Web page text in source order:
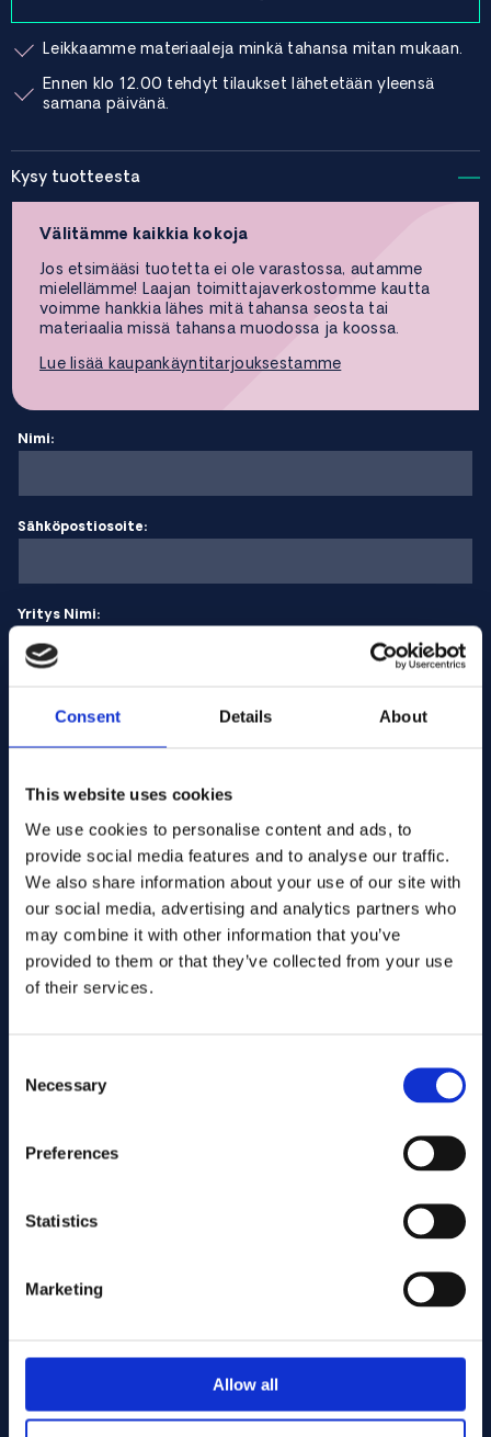
Consent Details About
This website uses cookies
We use cookies to personalise content and ads, to
provide social media features and to analyse our traffic.
We also share information about your use of our site with
our social media, advertising and analytics partners who
may combine it with other information that you’ve
provided to them or that they’ve collected from your use
of their services.
Selection
Necessary
Preferences
Statistics
Marketing
Allow all
Leikkaamme materiaaleja minkä tahansa mitan mukaan.
Ennen klo 12.00 tehdyt tilaukset lähetetään yleensä
samana päivänä.
Kysy tuotteesta
Välitämme kaikkia kokoja
Jos etsimääsi tuotetta ei ole varastossa, autamme
mielellämme! Laajan toimittajaverkostomme kautta
voimme hankkia lähes mitä tahansa seosta tai
materiaalia missä tahansa muodossa ja koossa.
Lue lisää kaupankäyntitarjouksestamme
Nimi:
Sähköpostiosoite:
Yritys Nimi:
Viestisi
Associerade produkter